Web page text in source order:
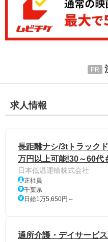
求人情報
長距離ナシ/3tトラック
万円以上可能!30～60代
日本低温運輸株式会社
正社員
千葉県
日給1万5,650円～
通所介護・デイサービ